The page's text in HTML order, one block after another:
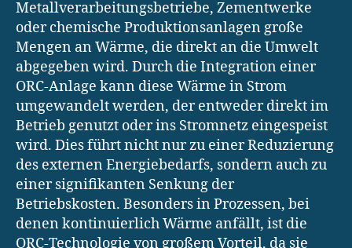
Metallverarbeitungsbetriebe, Zementwerke
oder chemische Produktionsanlagen große
Mengen an Wärme, die direkt an die Umwelt
abgegeben wird. Durch die Integration einer
ORC-Anlage kann diese Wärme in Strom
umgewandelt werden, der entweder direkt im
Betrieb genutzt oder ins Stromnetz eingespeist
wird. Dies führt nicht nur zu einer Reduzierung
des externen Energiebedarfs, sondern auch zu
einer signifikanten Senkung der
Betriebskosten. Besonders in Prozessen, bei
denen kontinuierlich Wärme anfällt, ist die
ORC-Technologie von großem Vorteil, da sie